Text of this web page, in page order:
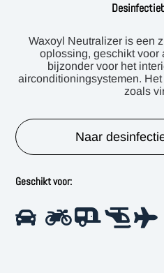
Waxoyl Neutralizer is een
oplossing, geschikt voor
bijzonder voor het
airconditioningsystemen.
zoals
Naar
Geschikt voor: